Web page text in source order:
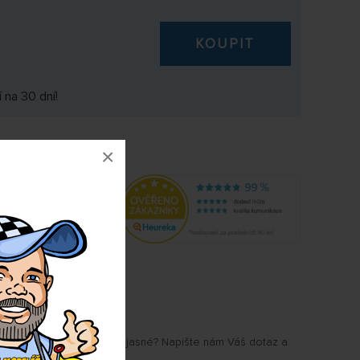
×
KOUPIT
na 30 dní!
Vám některé parametry jasné? Napište nám Váš dotaz a